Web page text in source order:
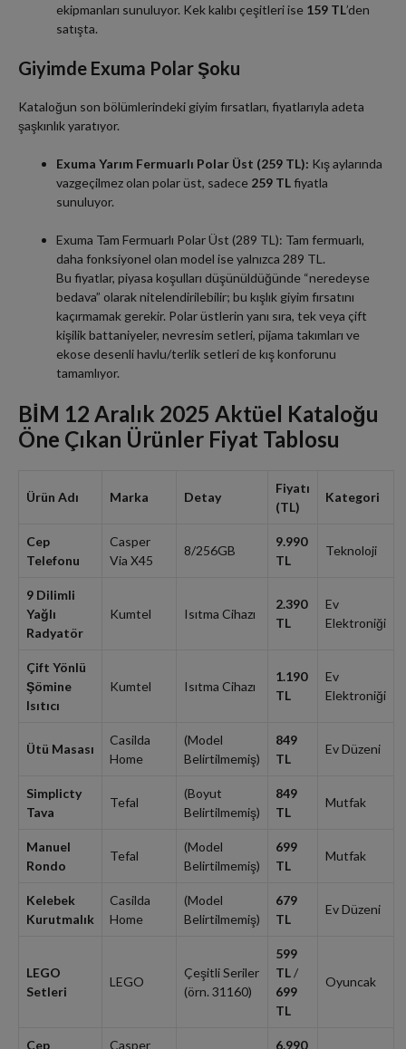
ekipmanları sunuluyor. Kek kalıbı çeşitleri ise 159 TL’den
satışta.
Giyimde Exuma Polar Şoku
Kataloğun son bölümlerindeki giyim fırsatları, fiyatlarıyla adeta
şaşkınlık yaratıyor.
Exuma Yarım Fermuarlı Polar Üst (259 TL): Kış aylarında
vazgeçilmez olan polar üst, sadece 259 TLfiyatla
sunuluyor.
Exuma Tam Fermuarlı Polar Üst (289 TL): Tam fermuarlı,
daha fonksiyonel olan model ise yalnızca 289 TL.
Bu fiyatlar, piyasa koşulları düşünüldüğünde “neredeyse
bedava” olarak nitelendirilebilir; bu kışlık giyim fırsatını
kaçırmamak gerekir. Polar üstlerin yanı sıra, tek veya çift
kişilik battaniyeler, nevresim setleri, pijama takımları ve
ekose desenli havlu/terlik setleri de kış konforunu
tamamlıyor.
BİM 12 Aralık 2025 Aktüel Kataloğu
Öne Çıkan Ürünler Fiyat Tablosu
Ürün Adı Marka Detay
Fiyatı
(TL)
Kategori
Cep
Telefonu
Casper
Via X45
8/256GB
9.990
TL
Teknoloji
9 Dilimli
Yağlı
Radyatör
Kumtel Isıtma Cihazı
2.390
TL
Ev
Elektroniği
Çift Yönlü
Şömine
Isıtıcı
Kumtel Isıtma Cihazı
1.190
TL
Ev
Elektroniği
Ütü Masası
Casilda
Home
(Model
Belirtilmemiş)
849
TL
Ev Düzeni
Simplicty
Tava
Tefal
(Boyut
Belirtilmemiş)
849
TL
Mutfak
Manuel
Rondo
Tefal
(Model
Belirtilmemiş)
699
TL
Mutfak
Kelebek
Kurutmalık
Casilda
Home
(Model
Belirtilmemiş)
679
TL
Ev Düzeni
LEGO
Setleri
LEGO
Çeşitli Seriler
(örn. 31160)
599
TL/
699
TL
Oyuncak
Cep Casper 6.990